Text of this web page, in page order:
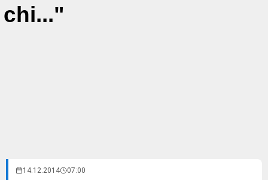
chi..."
14.12.2014 07:00